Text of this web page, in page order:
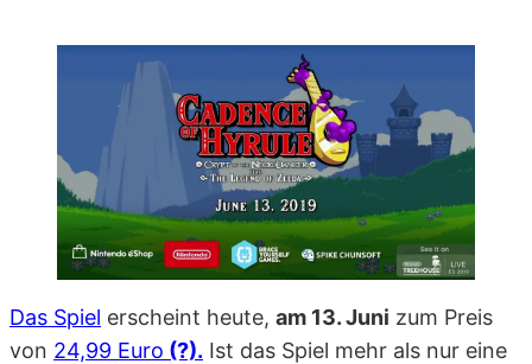
Das Spiel erscheint heute, am 13. Juni zum Preis
von 24,99 Euro (?). Ist das Spiel mehr als nur eine